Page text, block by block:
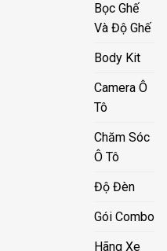
Bọc Ghế
Và Độ Ghế
Body Kit
Camera Ô
Tô
Chăm Sóc
Ô Tô
Độ Đèn
Gói Combo
Hãng Xe